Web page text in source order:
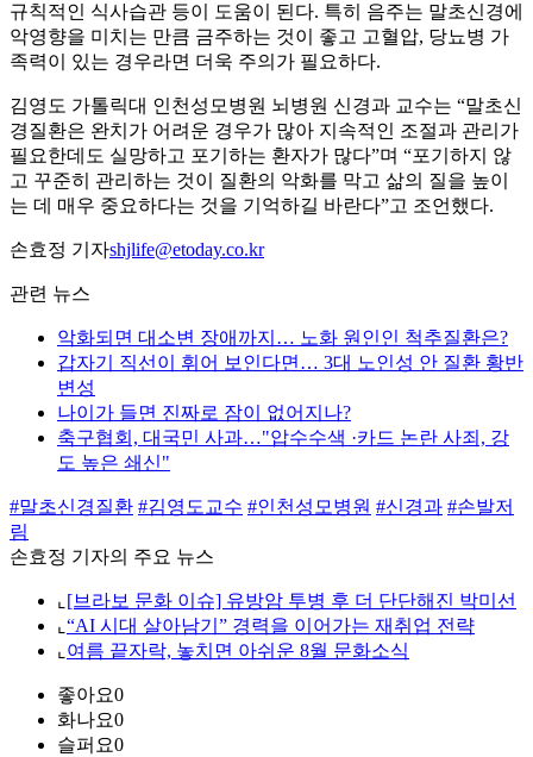
규칙적인 식사습관 등이 도움이 된다. 특히 음주는 말초신경에
악영향을 미치는 만큼 금주하는 것이 좋고 고혈압, 당뇨병 가
족력이 있는 경우라면 더욱 주의가 필요하다.
김영도 가톨릭대 인천성모병원 뇌병원 신경과 교수는 “말초신
경질환은 완치가 어려운 경우가 많아 지속적인 조절과 관리가
필요한데도 실망하고 포기하는 환자가 많다”며 “포기하지 않
고 꾸준히 관리하는 것이 질환의 악화를 막고 삶의 질을 높이
는 데 매우 중요하다는 것을 기억하길 바란다”고 조언했다.
손효정 기자shjlife@etoday.co.kr
관련 뉴스
악화되면 대소변 장애까지… 노화 원인인 척추질환은?
갑자기 직선이 휘어 보인다면… 3대 노인성 안 질환 황반
변성
나이가 들면 진짜로 잠이 없어지나?
축구협회, 대국민 사과…"압수수색 ·카드 논란 사죄, 강
도 높은 쇄신"
#말초신경질환 #김영도교수 #인천성모병원 #신경과 #손발저
림
손효정 기자의 주요 뉴스
⌞ [브라보 문화 이슈] 유방암 투병 후 더 단단해진 박미선
⌞ “AI 시대 살아남기” 경력을 이어가는 재취업 전략
⌞ 여름 끝자락, 놓치면 아쉬운 8월 문화소식
좋아요0
화나요0
슬퍼요0